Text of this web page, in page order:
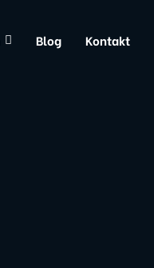
Blog Kontakt